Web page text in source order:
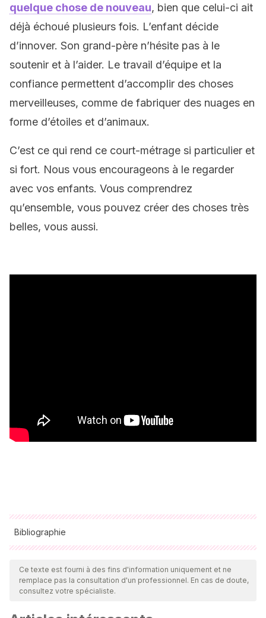
quelque chose de nouveau, bien que celui-ci ait
déjà échoué plusieurs fois. L’enfant décide
d’innover. Son grand-père n’hésite pas à le
soutenir et à l’aider. Le travail d’équipe et la
confiance permettent d’accomplir des choses
merveilleuses, comme de fabriquer des nuages en
forme d’étoiles et d’animaux.
C’est ce qui rend ce court-métrage si particulier et
si fort. Nous vous encourageons à le regarder
avec vos enfants. Vous comprendrez
qu’ensemble, vous pouvez créer des choses très
belles, vous aussi.
Bibliographie
Toutes les sources citées ont été examinées en profondeur
par notre équipe pour garantir leur qualité, leur fiabilité, leur
actualité et leur validité. La bibliographie de cet article a été
Ce texte est fourni à des fins d'information uniquement et ne
remplace pas la consultation d'un professionnel. En cas de doute,
consultez votre spécialiste.